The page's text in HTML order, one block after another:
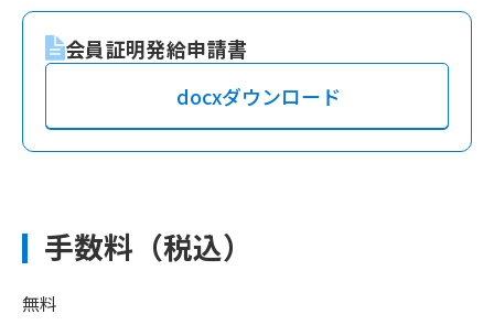
会員証明発給申請書
docxダウンロード
手数料（税込）
無料